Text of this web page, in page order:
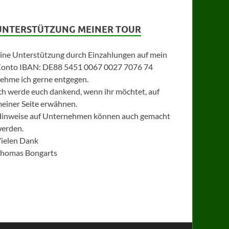
MEINER TOUR
Unterstützung durch Einzahlungen auf mein
IBAN: DE88 5451 0067 0027 7076 74
ich gerne entgegen.
werde euch dankend, wenn ihr möchtet, auf
Seite erwähnen.
auf Unternehmen können auch gemacht
Dank
Bongarts